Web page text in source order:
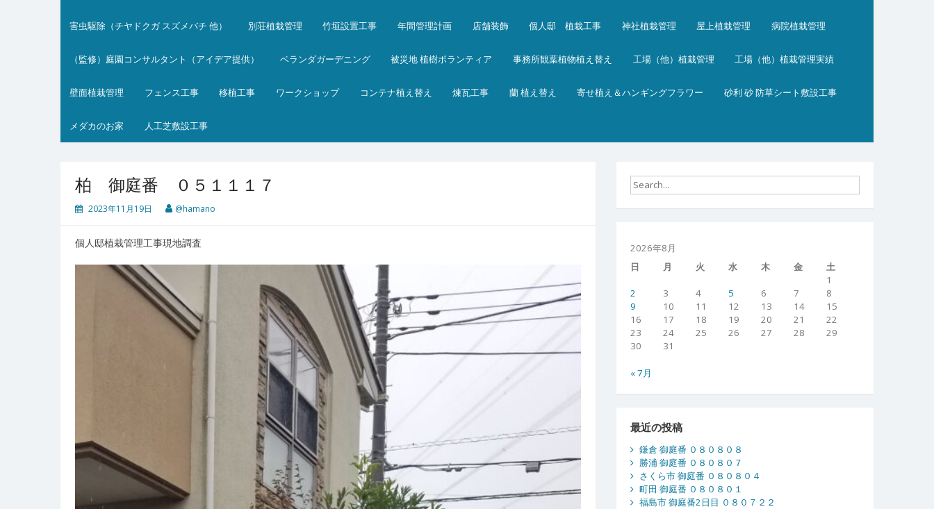
害虫駆除（チヤドクガ スズメバチ 他） 別荘植栽管理 竹垣設置工事 年間管理計画 店舗装飾 個人邸 植栽工事 神社植栽管理 屋上植栽管理 病院植栽管理
（監修）庭園コンサルタント（アイデア提供） ベランダガーデニング 被災地 植樹ボランティア 事務所観葉植物植え替え 工場（他）植栽管理 工場（他）植栽管理実績
壁面植栽管理 フェンス工事 移植工事 ワークショップ コンテナ植え替え 煉瓦工事 蘭 植え替え 寄せ植え＆ハンギングフラワー 砂利 砂 防草シート敷設工事
メダカのお家 人工芝敷設工事
柏 御庭番 ０５１１１７
2023年11月19日 @hamano
個人邸植栽管理工事現地調査
2026年8月
日
月 火 水 木 金
土
1
2
3 4 5 6 7
8
9
10 11 12 13 14
15
16
17 18 19 20 21
22
23
24 25 26 27 28
29
30
31
« 7月
最近の投稿
鎌倉 御庭番 ０８０８０８
勝浦 御庭番 ０８０８０７
さくら市 御庭番 ０８０８０４
町田 御庭番 ０８０８０１
福島市 御庭番2日目 ０８０７２２